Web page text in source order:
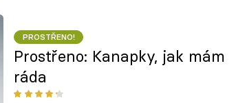
PROSTŘENO!
Prostřeno: Kanapky, jak mám
ráda